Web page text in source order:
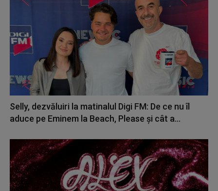
Selly, dezvăluiri la matinalul Digi FM: De ce nu îl
aduce pe Eminem la Beach, Please și cât a...